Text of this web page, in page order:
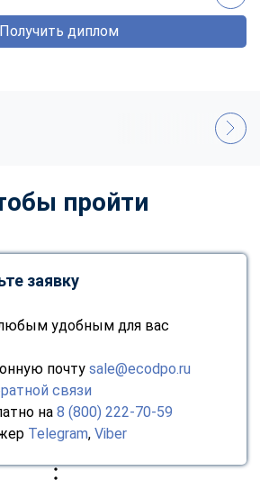
Получить диплом
пройти
заявку
удобным для вас
почту sale@ecodpo.ru
связи
на 8 (800) 222-70-59
Telegram, Viber